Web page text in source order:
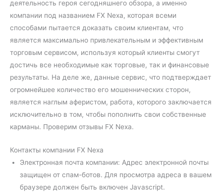
деятельность героя сегодняшнего обзора, а именно
компании под названием FX Nexa, которая всеми
способами пытается доказать своим клиентам, что
является максимально привлекательным и эффективным
торговым сервисом, используя который клиенты смогут
достичь все необходимые как торговые, так и финансовые
результаты. На деле же, данные сервис, что подтверждает
огромнейшее количество его мошеннических сторон,
является наглым аферистом, работа, которого заключается
исключительно в том, чтобы пополнить свои собственные
карманы. Проверим отзывы FX Nexa.
Контакты компании FX Nexa
Электронная почта компании: Адрес электронной почты
защищен от спам-ботов. Для просмотра адреса в вашем
браузере должен быть включен Javascript.